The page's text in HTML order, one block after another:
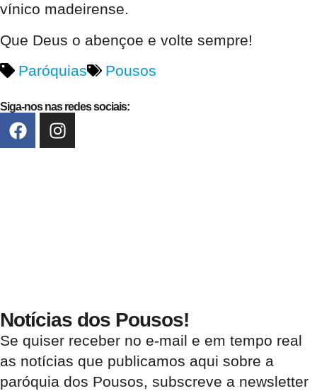
vínico madeirense.
Que Deus o abençoe e volte sempre!
Paróquias
Pousos
Siga-nos nas redes sociais:
Notícias dos Pousos!
Se quiser receber no e-mail e em tempo real
as notícias que publicamos aqui sobre a
paróquia dos Pousos, subscreve a newsletter